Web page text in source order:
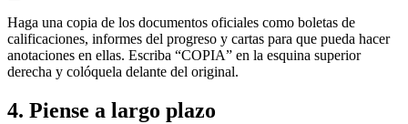
Haga una copia de los documentos oficiales como boletas de
calificaciones, informes del progreso y cartas para que pueda hacer
anotaciones en ellas. Escriba “COPIA” en la esquina superior
derecha y colóquela delante del original.
4. Piense a largo plazo